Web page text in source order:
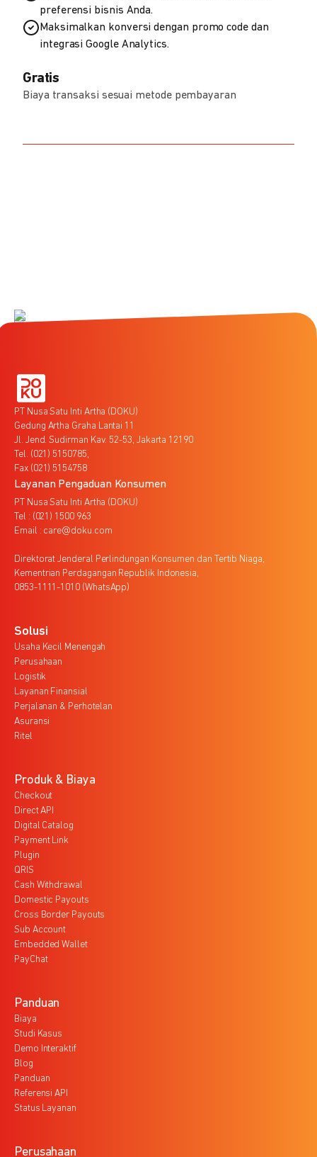
preferensi bisnis Anda.
Maksimalkan konversi dengan promo code dan
integrasi Google Analytics.
Gratis
Biaya transaksi sesuai metode pembayaran
PT Nusa Satu Inti Artha (DOKU)
Gedung Artha Graha Lantai 11
Jl. Jend. Sudirman Kav. 52-53, Jakarta 12190
Tel. (021) 5150785,
Fax (021) 5154758
Layanan Pengaduan Konsumen
PT Nusa Satu Inti Artha (DOKU)
Tel : (021) 1500 963
Email : care@doku.com
Direktorat Jenderal Perlindungan Konsumen dan Tertib Niaga,
Kementrian Perdagangan Republik Indonesia,
0853-1111-1010 (WhatsApp)
Solusi
Usaha Kecil Menengah
Perusahaan
Logistik
Layanan Finansial
Perjalanan & Perhotelan
Asuransi
Ritel
Produk & Biaya
Checkout
Direct API
Digital Catalog
Payment Link
Plugin
QRIS
Cash Withdrawal
Domestic Payouts
Cross Border Payouts
Sub Account
Embedded Wallet
PayChat
Panduan
Biaya
Studi Kasus
Demo Interaktif
Blog
Panduan
Referensi API
Status Layanan
Perusahaan